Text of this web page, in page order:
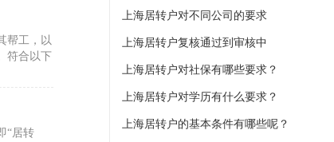
帮工，以
符合以下
“居转
上海居转户对不同公司的要求
上海居转户复核通过到审核中
上海居转户对社保有哪些要求？
上海居转户对学历有什么要求？
上海居转户的基本条件有哪些呢？